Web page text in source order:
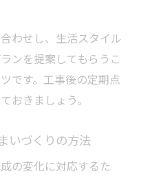
わせし、生活スタイル
ンを提案してもらうこ
です。工事後の定期点
おきましょう。
いづくりの方法
の変化に対応するた